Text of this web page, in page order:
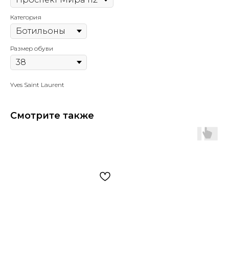
Категория
Размер обуви
Yves Saint Laurent
Смотрите также